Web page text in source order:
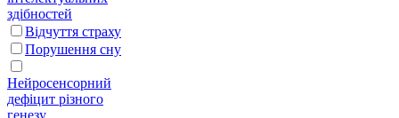
здібностей
Відчуття страху
Порушення сну
Нейросенсорний
дефіцит різного
генезу